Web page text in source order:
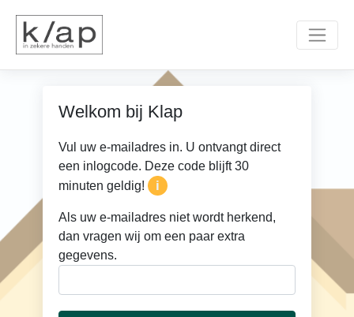
Welkom bij Klap
Vul uw e-mailadres in. U ontvangt direct
een inlogcode. Deze code blijft 30
minuten geldig!
i
Als uw e-mailadres niet wordt herkend,
dan vragen wij om een paar extra
gegevens.
×